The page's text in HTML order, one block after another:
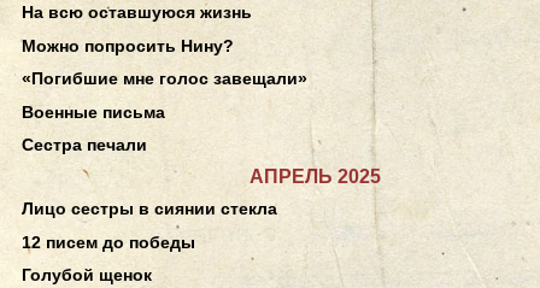
На всю оставшуюся жизнь
Можно попросить Нину?
«Погибшие мне голос завещали»
Военные письма
Сестра печали
АПРЕЛЬ 2025
Лицо сестры в сиянии стекла
12 писем до победы
Голубой щенок